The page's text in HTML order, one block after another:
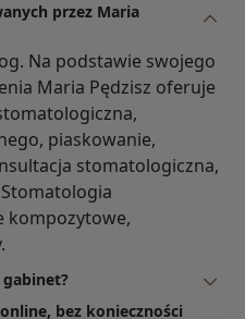
przez Maria
Na podstawie swojego
Maria Pędzisz oferuje
piaskowanie,
stomatologiczna,
kompozytowe,
gabinet?
bez konieczności